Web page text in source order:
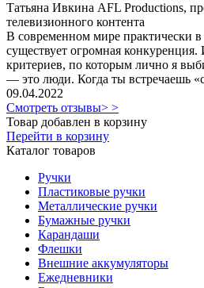
Татьяна Ивкина AFL Productions,
телевизионного контента
В современном мире практически
существует огромная
критериев, по которым лично я
— это люди. Когда ты встречаешь
09.04.2022
Смотреть отзывы> >
Товар добавлен в корзину
Перейти в корзину
Каталог товаров
Ручки
Пластиковые ручки
Металлические ручки
Бумажные ручки
Карандаши
Флешки
Внешние аккумуляторы
Ежедневники